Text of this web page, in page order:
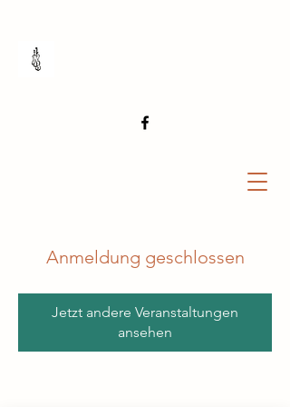
Anmeldung geschlossen
Jetzt andere Veranstaltungen
ansehen